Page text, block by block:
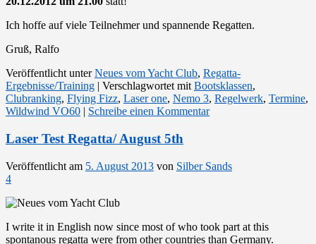
Ich hoffe auf viele Teilnehmer und spannende Regatten.
Gruß, Ralfo
Veröffentlicht unter Neues vom Yacht Club, Regatta-
Ergebnisse/Training | Verschlagwortet mit Bootsklassen,
Clubranking, Flying Fizz, Laser one, Nemo 3, Regelwerk, Termine,
Wildwind VO60 | Schreibe einen Kommentar
Laser Test Regatta/ August 5th
Veröffentlicht am 5. August 2013 von Silber Sands
4
I write it in English now since most of who took part at this
spontanous regatta were from other countries than Germany.